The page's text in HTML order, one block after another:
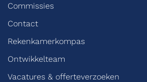
Commissies
Contact
Rekenkamerkompas
Ontwikkelteam
Vacatures & offerteverzoeken